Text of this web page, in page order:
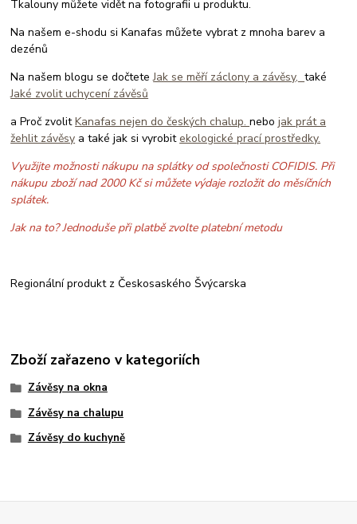
Tkalouny můžete vidět na fotografii u produktu.
Na našem e-shodu si Kanafas můžete vybrat z mnoha barev a
dezénů
Na našem blogu se dočteteJak se měří záclony a závěsy,také
Jaké zvolit uchycení závěsů
a Proč zvolitKanafas nejen do českých chalup.nebojak prát a
žehlit závěsy a také jak si vyrobitekologické prací prostředky.
Využijte možnosti nákupu na splátky od společnosti COFIDIS. Při
nákupu zboží nad 2000 Kč si můžete výdaje rozložit do měsíčních
splátek.
Jak na to? Jednoduše při platbě zvolte platební metodu
Regionální produkt z Českosaského Švýcarska
Zboží zařazeno v kategoriích
Závěsy na okna
Závěsy na chalupu
Závěsy do kuchyně